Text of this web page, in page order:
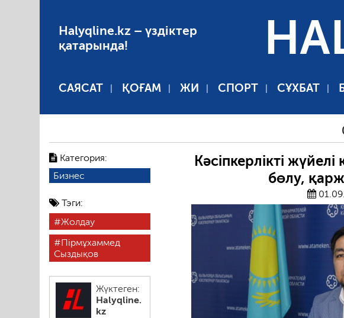
Halyqline.kz – үздіктер
қатарында!
САЯСАТ ҚОҒАМ ЖИ СПОРТ СҰХБАТ
Категория:
Бизнес
Тэги:
Жолдау
Пірмұхаммед
Сыздықов
Жүктеген:
Halyqline.
kz
Кәсіпкерлікті
бөлу,